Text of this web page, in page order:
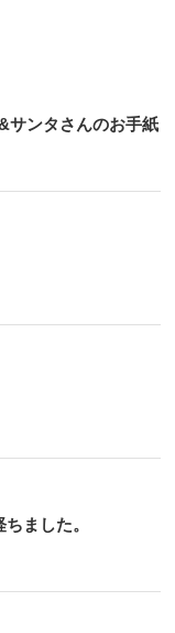
サンタさんのお手紙
ました。